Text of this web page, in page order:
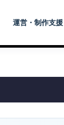
運営・制作支援